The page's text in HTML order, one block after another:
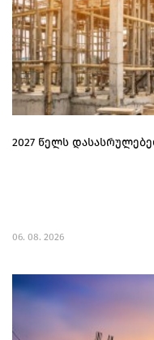
2027 წელს
06. 08. 2026